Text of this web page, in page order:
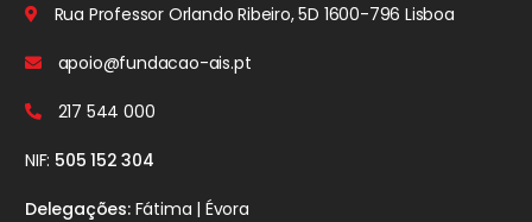
Rua Professor Orlando Ribeiro, 5D 1600-796 Lisboa
apoio@fundacao-ais.pt
217 544 000
NIF: 505 152 304
Delegações:Fátima | Évora